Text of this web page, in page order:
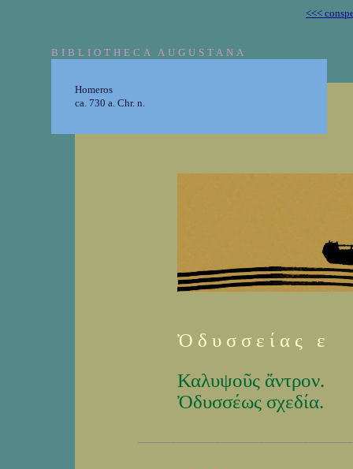
<<<
BIBLIOTHECA AUGUSTANA
Homeros
ca. 730 a. Chr. n.
Ὀ δ υ σ σ ε ί α ς ε
Καλυψοῦς ἄντρον.
Ὀδυσσέως σχεδία.